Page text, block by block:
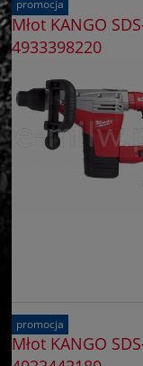
Młot KANGO
4933398220
promocja
Młot KANGO
promocja